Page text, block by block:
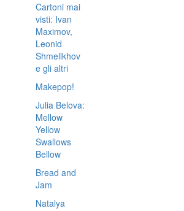
Cartoni mai
visti: Ivan
Maximov,
Leonid
Shmellkhov
e gli altri
Makepop!
Julia Belova:
Mellow
Yellow
Swallows
Bellow
Bread and
Jam
Natalya